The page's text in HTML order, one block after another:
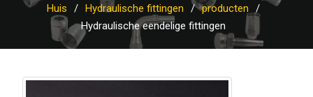
Huis Hydraulische fittingen
producten
Hydraulische eendelige fittingen